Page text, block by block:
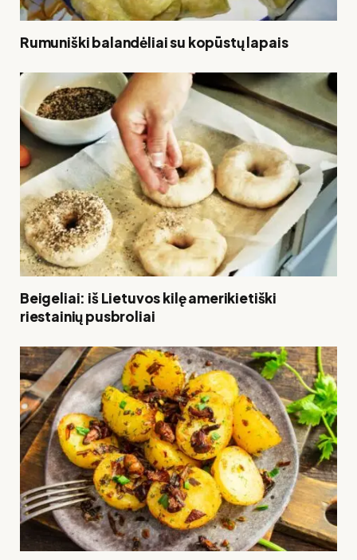
Rumuniški balandėliai su kopūstų lapais
Beigeliai: iš Lietuvos kilę amerikietiški
riestainių pusbroliai